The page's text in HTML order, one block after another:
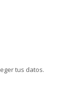
tus datos.